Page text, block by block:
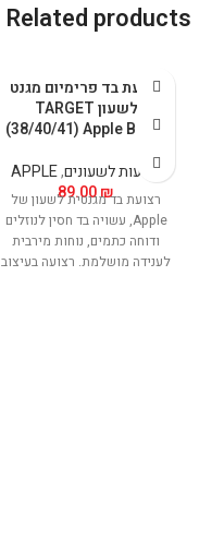
Related products
רצועת בד פרימיום מגנט
לשעון TARGET
(38/40/41) Apple Black
רצועות לשעונים,
APPLE
89.00₪
רצועת בד מגנטית לשעון של
Apple, עשויה בד חסין לנוזלים
ודוחה כתמים, נוחות מירבית
לענידה מושלמת. רצועה בעיצוב